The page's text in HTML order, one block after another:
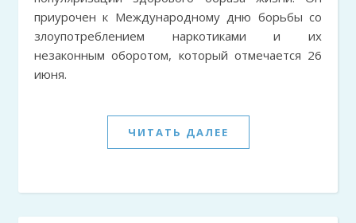
приурочен к Международному дню борьбы со
злоупотреблением наркотиками и их
незаконным оборотом, который отмечается 26
июня.
ЧИТАТЬ ДАЛЕЕ